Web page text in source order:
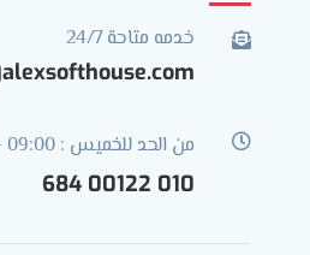
 خدمه متاحة 24/7
 من الحد للخميس : 09:00 - 05:00
010 00122 684